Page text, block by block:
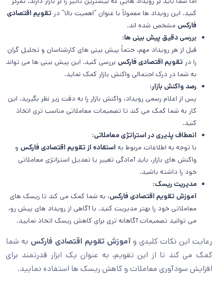
کنید. این رویداد ها معمولاً با عنوان “اهمیت بالا” در تقویم اقتصادی
فارکس مشخص شده اند.
بررسی دقیق پیش بینی ها:
قبل از هر رویداد مهم، حتماً پیش بینی های کارشناسان و تحلیل گران
را در تقویم اقتصادی فارکس بررسی کنید. این پیش بینی ها می تواند
به شما در درک احتمالی واکنش بازار کمک نماید.
رصد واکنش بازار:
پس از اعلام رسمی رویداد، واکنش بازار را به دقت زیر نظر بگیرید. این
کار به شما کمک می کند تا تصمیمات معاملاتی مناسب تری اتخاذ
کنید.
انعطاف پذیری در استراتژی معاملاتی:
با توجه به اطلاعات مربوط به استفاده از تقویم اقتصادی فارکس و
واکنش های بازار، باید آمادگی تغییر یا تعدیل استراتژی معاملاتی
خود را داشته باشید.
مدیریت ریسک:
آموزش تقویم اقتصادی فارکس، به شما کمک می کند تا ریسک های
معاملاتی خود را بهتر مدیریت کنید. با آگاهی از رویداد های پیش رو،
می توانید تصمیمات آگاهانه تری برای کاهش ریسک اتخاذ نمایید.
رعایت این نکات کلیدی وآموزش تقویم اقتصادی فارکس به شما
کمک می کند تا از این تقویم، به عنوان یک ابزار قدرتمند برای
افزایش سودآوری معاملات و کاهش ریسک ها استفاده نمایید.